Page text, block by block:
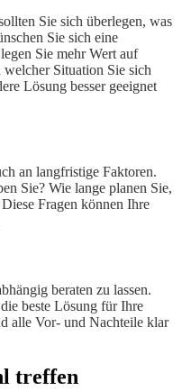
Sie sich überlegen, was
Sie sich eine
Sie mehr Wert auf
Situation Sie sich
Lösung besser geeignet
an langfristige Faktoren.
Sie? Wie lange planen Sie,
Fragen können Ihre
beraten zu lassen.
beste Lösung für Ihre
alle Vor- und Nachteile klar
treffen